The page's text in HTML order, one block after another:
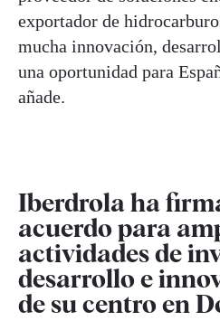
exportador de
mucha innovación,
una oportunidad para
añade.
Iberdrola ha
acuerdo para
actividades de
desarrollo e
de su centro en